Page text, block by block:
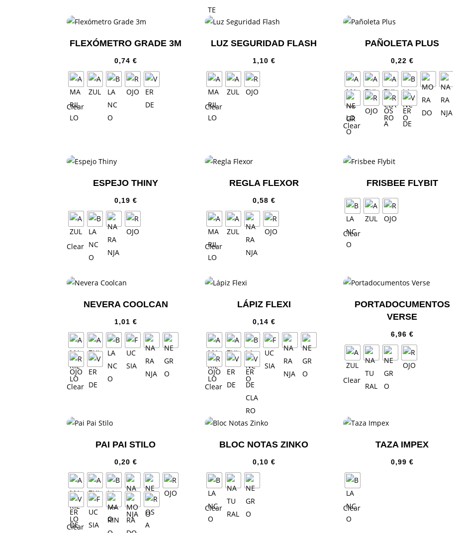
FLEXÓMETRO GRADE 3M
0,74 €
Clear
LUZ SEGURIDAD FLASH
1,10 €
Clear
PAÑOLETA PLUS
0,22 €
Clear
ESPEJO THINY
0,19 €
Clear
REGLA FLEXOR
0,58 €
Clear
FRISBEE FLYBIT
Clear
NEVERA COOLCAN
1,01 €
Clear
LÁPIZ FLEXI
0,14 €
Clear
PORTADOCUMENTOS
VERSE
6,96 €
Clear
PAI PAI STILO
0,20 €
Clear
BLOC NOTAS ZINKO
0,10 €
Clear
TAZA IMPEX
0,99 €
Clear